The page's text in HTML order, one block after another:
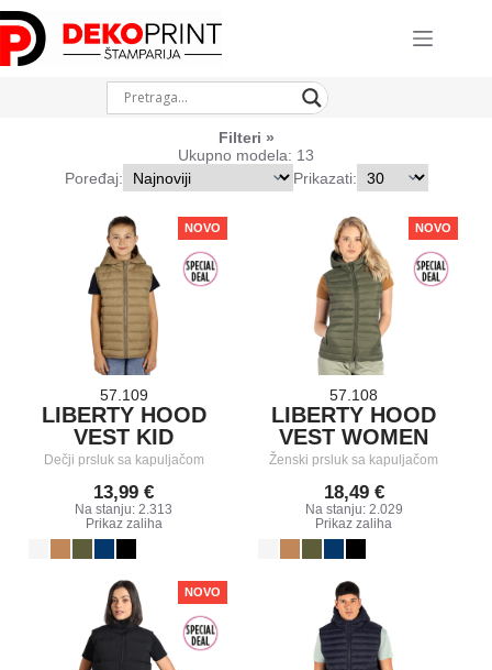
Skip
to
content
Filteri
Ukupno modela: 13
Poređaj:
Prikazati:
NOVO
57.109
LIBERTY HOOD
VEST KID
Dečji prsluk sa kapuljačom
13,99 €
Na stanju: 2.313
Prikaz zaliha
NOVO
57.108
LIBERTY HOOD
VEST WOMEN
Ženski prsluk sa kapuljačom
18,49 €
Na stanju: 2.029
Prikaz zaliha
NOVO